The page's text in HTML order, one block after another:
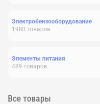
Электробензооборудование
1980 товаров
Элементы питания
489 товаров
Все товары